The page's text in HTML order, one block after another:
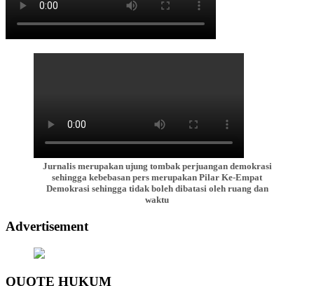
Jurnalis merupakan ujung tombak perjuangan demokrasi
sehingga kebebasan pers merupakan Pilar Ke-Empat
Demokrasi sehingga tidak boleh dibatasi oleh ruang dan
waktu
Advertisement
QUOTE HUKUM